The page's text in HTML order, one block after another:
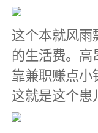
这个本就风雨
的生活费。高
靠兼职赚点小
这就是这个患